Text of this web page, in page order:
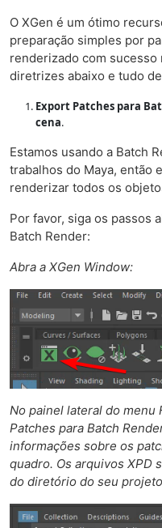
O XGen é um ótimo
preparação simples por
renderizado com sucesso
diretrizes abaixo e tudo
Export Patches para
cena.
Estamos usando a Batch
trabalhos do Maya, então
renderizar todos os
Por favor, siga os passos
Batch Render:
Abra a XGen Window:
No painel lateral do menu
Patches para Batch
informações sobre os
quadro. Os arquivos XPD
do diretório do seu